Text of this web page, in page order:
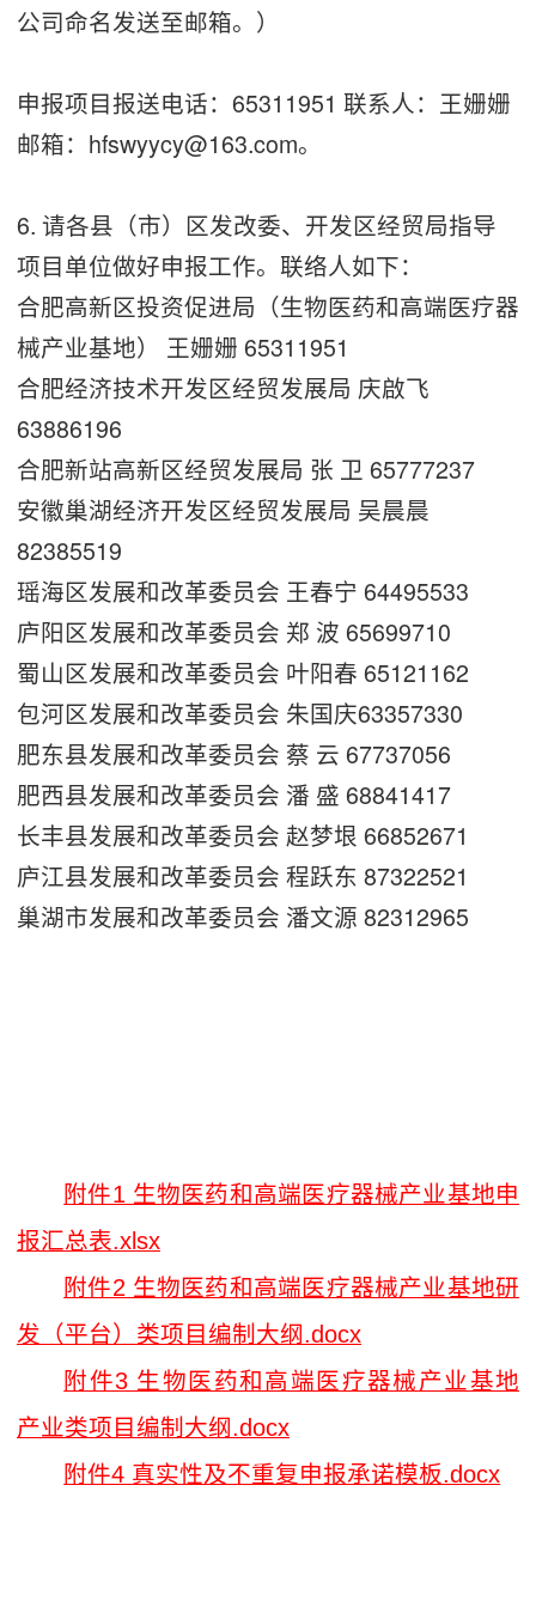
公司命名发送至邮箱。）
申报项目报送电话：65311951 联系人：王姗姗
邮箱：hfswyycy@163.com。
6. 请各县（市）区发改委、开发区经贸局指导
项目单位做好申报工作。联络人如下：
合肥高新区投资促进局（生物医药和高端医疗器
械产业基地） 王姗姗 65311951
合肥经济技术开发区经贸发展局 庆啟飞
63886196
合肥新站高新区经贸发展局 张 卫 65777237
安徽巢湖经济开发区经贸发展局 吴晨晨
82385519
瑶海区发展和改革委员会 王春宁 64495533
庐阳区发展和改革委员会 郑 波 65699710
蜀山区发展和改革委员会 叶阳春 65121162
包河区发展和改革委员会 朱国庆63357330
肥东县发展和改革委员会 蔡 云 67737056
肥西县发展和改革委员会 潘 盛 68841417
长丰县发展和改革委员会 赵梦垠 66852671
庐江县发展和改革委员会 程跃东 87322521
巢湖市发展和改革委员会 潘文源 82312965
附件1 生物医药和高端医疗器械产业基地申
报汇总表.xlsx
附件2 生物医药和高端医疗器械产业基地研
发（平台）类项目编制大纲.docx
附件3 生物医药和高端医疗器械产业基地
产业类项目编制大纲.docx
附件4 真实性及不重复申报承诺模板.docx